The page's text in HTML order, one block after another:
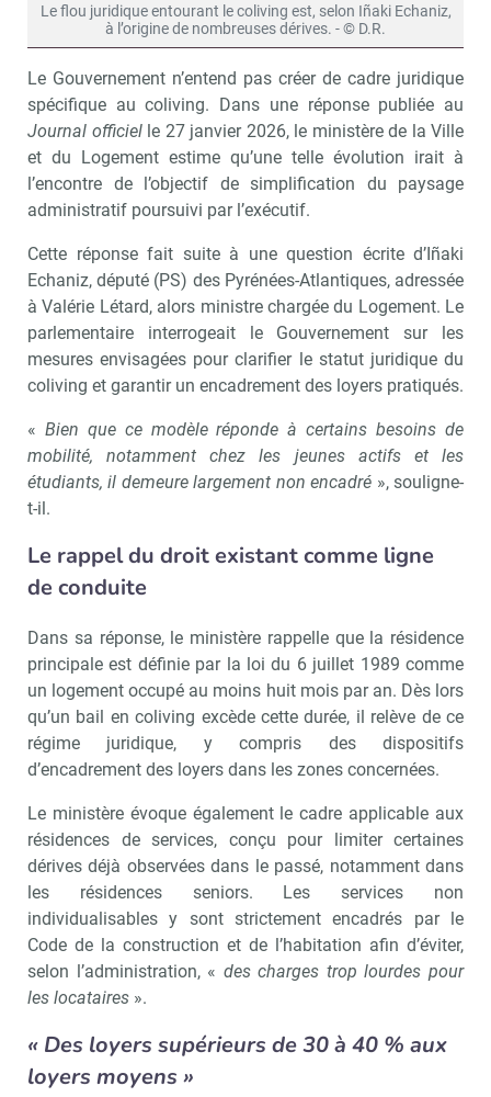
Le flou juridique entourant le coliving est, selon Iñaki Echaniz,
à l’origine de nombreuses dérives. - © D.R.
Le Gouvernement n’entend pas créer de cadre juridique
spécifique au coliving. Dans une réponse publiée au
Journal officielle 27 janvier 2026, le ministère de la Ville
et du Logement estime qu’une telle évolution irait à
l’encontre de l’objectif de simplification du paysage
administratif poursuivi par l’exécutif.
Cette réponse fait suite à une question écrite d’Iñaki
Echaniz, député (PS) des Pyrénées-Atlantiques, adressée
à Valérie Létard, alors ministre chargée du Logement. Le
parlementaire interrogeait le Gouvernement sur les
mesures envisagées pour clarifier le statut juridique du
coliving et garantir un encadrement des loyers pratiqués.
« Bien que ce modèle réponde à certains besoins de
mobilité, notamment chez les jeunes actifs et les
étudiants, il demeure largement non encadré », souligne-
t-il.
Le rappel du droit existant comme ligne
de conduite
Dans sa réponse, le ministère rappelle que la résidence
principale est définie par la loi du 6 juillet 1989 comme
un logement occupé au moins huit mois par an. Dès lors
qu’un bail en coliving excède cette durée, il relève de ce
régime juridique, y compris des dispositifs
d’encadrement des loyers dans les zones concernées.
Le ministère évoque également le cadre applicable aux
résidences de services, conçu pour limiter certaines
dérives déjà observées dans le passé, notamment dans
les résidences seniors. Les services non
individualisables y sont strictement encadrés par le
Code de la construction et de l’habitation afin d’éviter,
selon l’administration, « des charges trop lourdes pour
les locataires ».
« Des loyers supérieurs de 30 à 40 % aux
loyers moyens »